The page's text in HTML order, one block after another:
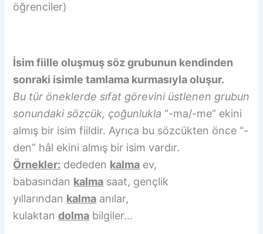
öğrenciler)
İsim fiille oluşmuş söz grubunun kendinden
sonraki isimle tamlama kurmasıyla oluşur.
Bu tür öneklerde sıfat görevini üstlenen grubun
sonundaki sözcük, çoğunlukla “-ma/-me” ekini
almış bir isim fiildir. Ayrıca bu sözcükten önce “-
den” hâl ekini almış bir isim vardır.
Örnekler: dededen kalma ev,
babasından kalma saat, gençlik
yıllarından kalma anılar,
kulaktandolma bilgiler…